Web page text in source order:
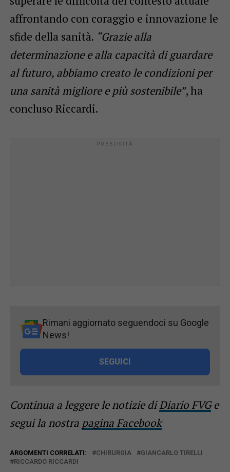
affrontando con coraggio e innovazione le
sfide della sanità. “Grazie alla
determinazione e alla capacità di guardare
al futuro, abbiamo creato le condizioni per
una sanità migliore e più sostenibile”, ha
concluso Riccardi.
Rimani aggiornato seguendoci su Google
News!
SEGUICI
Continua a leggere le notizie diDiario FVGe
segui la nostra pagina Facebook
ARGOMENTI CORRELATI: CHIRURGIA
GIANCARLO TIRELLI
RICCARDO RICCARDI